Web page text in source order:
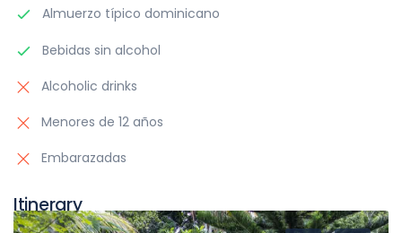
Almuerzo típico dominicano
Bebidas sin alcohol
Alcoholic drinks
Menores de 12 años
Embarazadas
Itinerary